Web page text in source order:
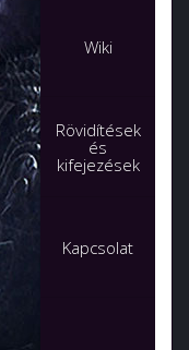
Wiki
Rövidítések
és
kifejezések
Kapcsolat